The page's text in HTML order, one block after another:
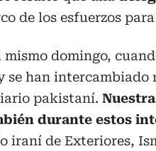
de los esfuerzos para
mismo domingo,
se han intercambiado
pakistaní.
durante estos
iraní de Exteriores,